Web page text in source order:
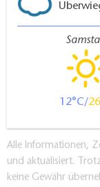
12 26
Alle Informationen,
und aktualisiert.
keine Gewähr